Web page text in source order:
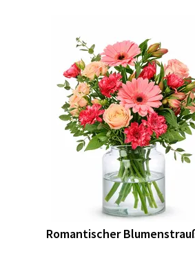
Romantischer